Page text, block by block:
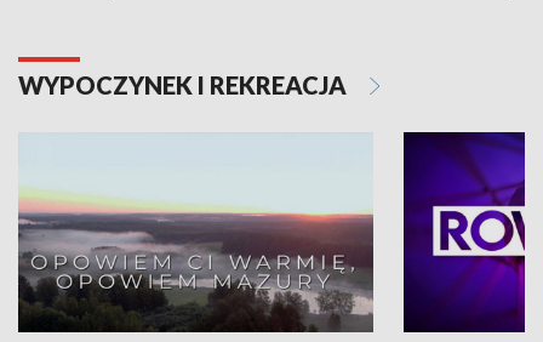
WYPOCZYNEK I REKREACJA